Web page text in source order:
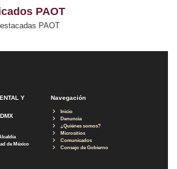
PAOT
PAOT
Y
de México
Navegación
Inicio
Denuncia
¿Quiénes somos?
Micrositios
Comunicados
Consejo de Gobierno